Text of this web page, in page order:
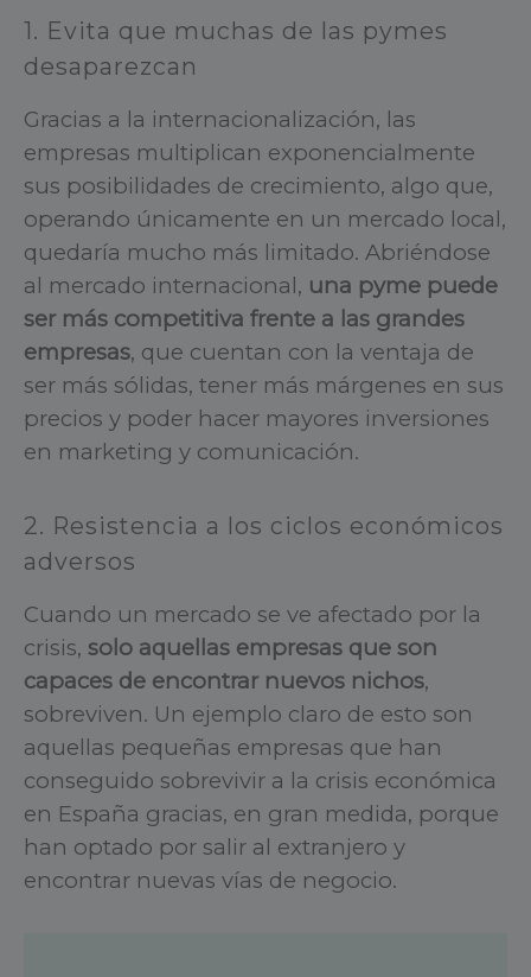
1. Evita que muchas de las pymes
desaparezcan
Gracias a la internacionalización, las
empresas multiplican exponencialmente
sus posibilidades de crecimiento, algo que,
operando únicamente en un mercado local,
quedaría mucho más limitado. Abriéndose
al mercado internacional, una pyme puede
ser más competitiva frente a las grandes
empresas, que cuentan con la ventaja de
ser más sólidas, tener más márgenes en sus
precios y poder hacer mayores inversiones
en marketing y comunicación.
2. Resistencia a los ciclos económicos
adversos
Cuando un mercado se ve afectado por la
crisis, solo aquellas empresas que son
capaces de encontrar nuevos nichos,
sobreviven. Un ejemplo claro de esto son
aquellas pequeñas empresas que han
conseguido sobrevivir a la crisis económica
en España gracias, en gran medida, porque
han optado por salir al extranjero y
encontrar nuevas vías de negocio.